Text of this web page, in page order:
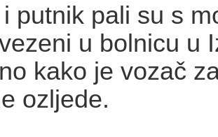
putnik pali su s
u bolnicu u
kako je vozač
ozljede.